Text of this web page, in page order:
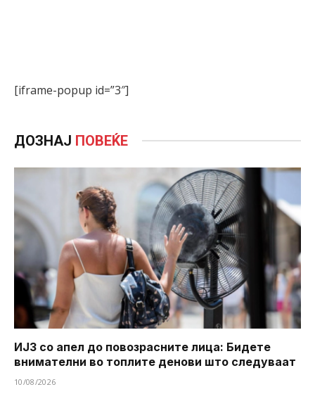
[iframe-popup id=”3″]
ДОЗНАЈ ПОВЕЌЕ
ИЈЗ со апел до повозрасните лица: Бидете
внимателни во топлите денови што следуваат
10/08/2026